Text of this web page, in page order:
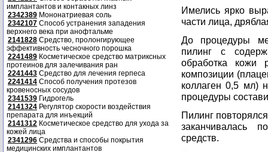
имплантантов и контакных линз
2342389 Мононатриевая соль
2342107 Способ устранения западения
верхнего века при анофтальме
2141828 Средство, пролонгирующее
эффективность чесночного порошка
2241489 Косметическое средство матриксных
протеинов для залечивания ран
2241443 Средство для лечения герпеса
2241414 Способ получения протезов
кровеносных сосудов
2341539 Гидрогель
2141324 Регулятор скорости воздействия
препарата для инъекций
2141312 Косметическое средство для ухода за
кожей лица
2341296 Средства и способы покрытия
медицинских имплантантов
Имелись ярко
части лица,
До процедуры
пилинг с
обработка кожи
композиции
коллаген 0,5 мл)
процедуры
Пилинг
заканчивалась
средств.